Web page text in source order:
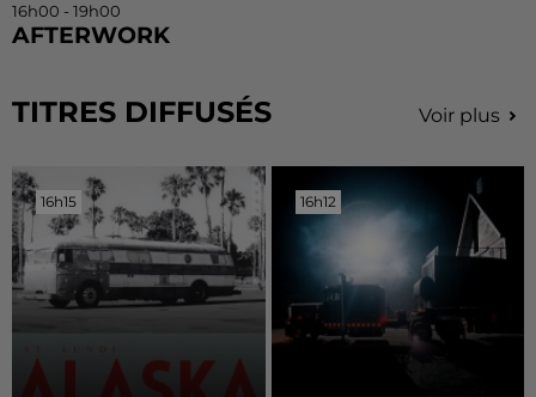
16h00 - 19h00
AFTERWORK
TITRES DIFFUSÉS Voir plus
16h15
16h15 16h12
16h12